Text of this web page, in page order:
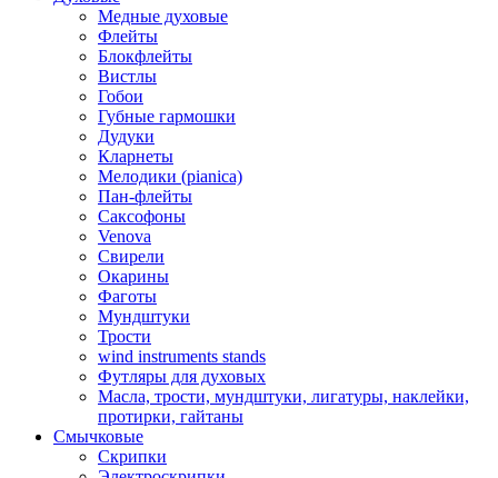
Медные духовые
Флейты
Блокфлейты
Вистлы
Гобои
Губные гармошки
Дудуки
Кларнеты
Мелодики (pianica)
Пан-флейты
Саксофоны
Venova
Свирели
Окарины
Фаготы
Мундштуки
Трости
wind instruments stands
Футляры для духовых
Масла, трости, мундштуки, лигатуры, наклейки,
протирки, гайтаны
Смычковые
Скрипки